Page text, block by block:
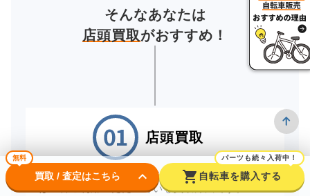
そんなあなたは
店頭買取がおすすめ！
店頭買取
お近くの店舗へ直接お持ちいただく「店頭買取」
は一番ご利用いただいている買取方法です。
無料
買取 / 査定はこちら keyboard_arrow_down shopping_cart
パーツも続々入荷中！
自転車を購入する